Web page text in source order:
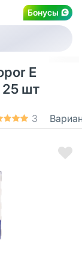
Бонусы
Е
25 шт
3